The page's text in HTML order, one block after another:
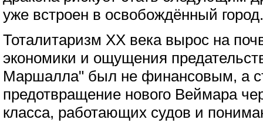
уже встроен в освобождённый город.
Тоталитаризм XX века вырос на
экономики и ощущения
Маршалла" был не финансовым, а
предотвращение нового Веймара
класса, работающих судов и